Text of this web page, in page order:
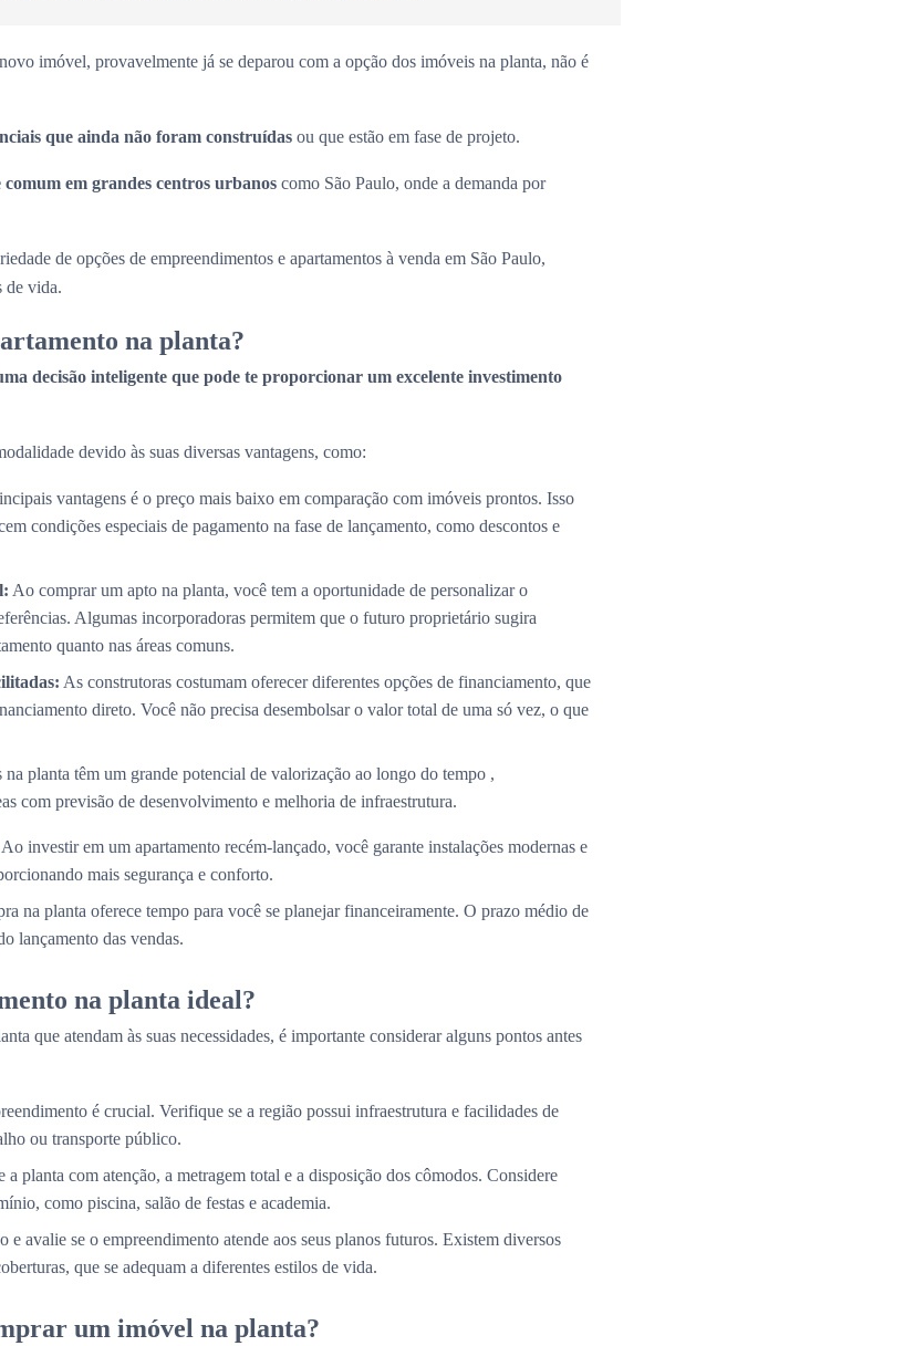
imóvel, provavelmente já se deparou com a opção dos imóveis na planta, não é
que ainda não foram construídas ou que estão em fase de projeto.
comum em grandes centros urbanos como São Paulo, onde a demanda por
de opções de empreendimentos e apartamentos à venda em São Paulo,
de vida.
na planta?
decisão inteligente que pode te proporcionar um excelente investimento
devido às suas diversas vantagens, como:
vantagens é o preço mais baixo em comparação com imóveis prontos. Isso
condições especiais de pagamento na fase de lançamento, como descontos e
Ao comprar um apto na planta, você tem a oportunidade de personalizar o
Algumas incorporadoras permitem que o futuro proprietário sugira
quanto nas áreas comuns.
As construtoras costumam oferecer diferentes opções de financiamento, que
direto. Você não precisa desembolsar o valor total de uma só vez, o que
na planta têm um grande potencial de valorização ao longo do tempo ,
com previsão de desenvolvimento e melhoria de infraestrutura.
Ao investir em um apartamento recém-lançado, você garante instalações modernas e
mais segurança e conforto.
na planta oferece tempo para você se planejar financeiramente. O prazo médio de
lançamento das vendas.
na planta ideal?
que atendam às suas necessidades, é importante considerar alguns pontos antes
é crucial. Verifique se a região possui infraestrutura e facilidades de
ou transporte público.
a planta com atenção, a metragem total e a disposição dos cômodos. Considere
como piscina, salão de festas e academia.
e avalie se o empreendimento atende aos seus planos futuros. Existem diversos
que se adequam a diferentes estilos de vida.
um imóvel na planta?